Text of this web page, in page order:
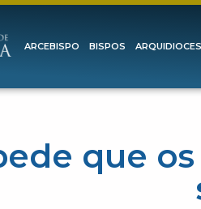
ARCEBISPO BISPOS
que